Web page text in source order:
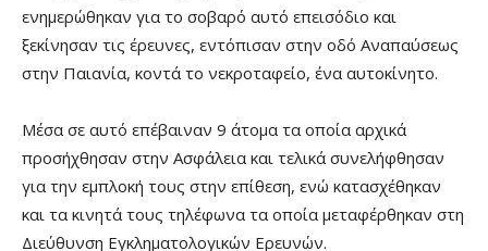
ενημερώθηκαν για το σοβαρό αυτό επεισόδιο και
ξεκίνησαν τις έρευνες, εντόπισαν στην οδό Αναπαύσεως
στην Παιανία, κοντά το νεκροταφείο, ένα αυτοκίνητο.
Μέσα σε αυτό επέβαιναν 9 άτομα τα οποία αρχικά
προσήχθησαν στην Ασφάλεια και τελικά συνελήφθησαν
για την εμπλοκή τους στην επίθεση, ενώ κατασχέθηκαν
και τα κινητά τους τηλέφωνα τα οποία μεταφέρθηκαν στη
Διεύθυνση Εγκληματολογικών Ερευνών.